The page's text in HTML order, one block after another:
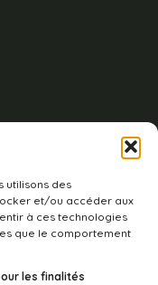
utilisons des
et/ou accéder aux
à ces technologies
que le comportement
les finalités